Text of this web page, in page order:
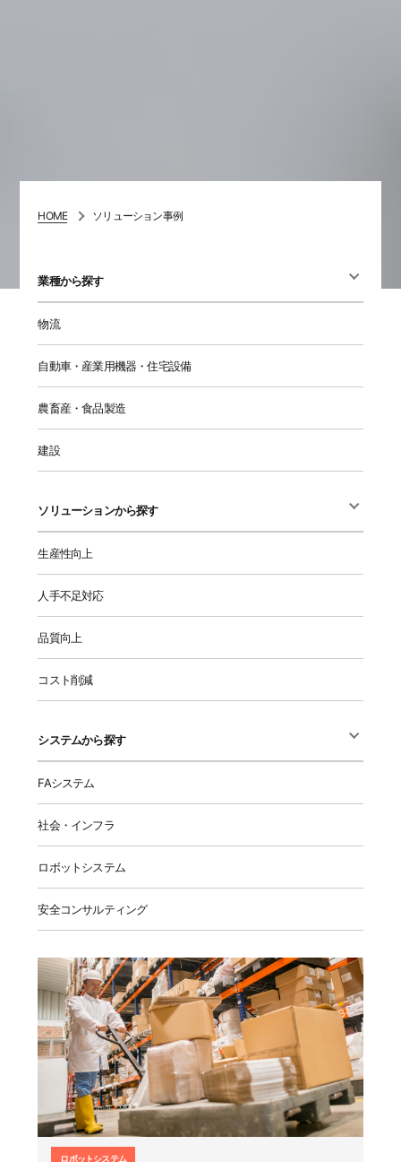
HOME ソリューション事例
業種から探す
物流
自動車・産業用機器・住宅設備
農畜産・食品製造
建設
ソリューションから探す
生産性向上
人手不足対応
品質向上
コスト削減
システムから探す
FAシステム
社会・インフラ
ロボットシステム
安全コンサルティング
ロボットシステム